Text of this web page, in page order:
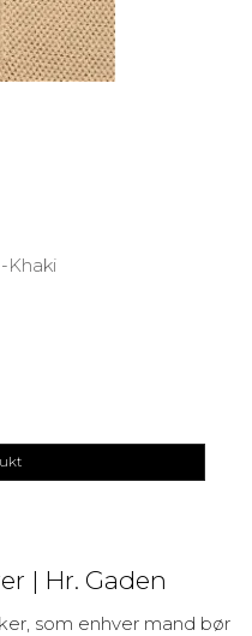
Khaki
| Hr. Gaden
som enhver mand bør